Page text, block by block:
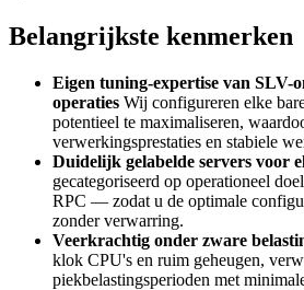
Belangrijkste kenmerken
Eigen tuning-expertise van SLV-
operaties Wij configureren elke
potentieel te maximaliseren,
verwerkingsprestaties en stabiele
Duidelijk gelabelde servers voor
gecategoriseerd op operationeel
RPC — zodat u de optimale
zonder verwarring.
Veerkrachtig onder zware
klok CPU's en ruim geheugen,
piekbelastingsperioden met